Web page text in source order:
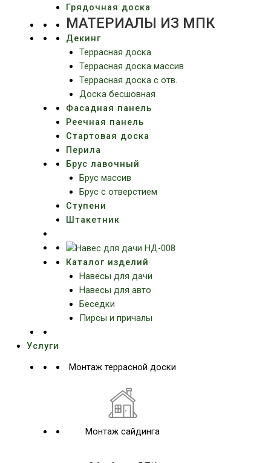
Грядочная доска
МАТЕРИАЛЫ ИЗ МПК
Декинг
Террасная доска
Террасная доска массив
Террасная доска c отв.
Доска бесшовная
Фасадная панель
Реечная панель
Стартовая доска
Перила
Брус лавочный
Брус массив
Брус с отверстием
Ступени
Штакетник
Каталог изделий
Навесы для дачи
Навесы для авто
Беседки
Пирсы и причалы
Услуги
Монтаж террасной доски
Монтаж сайдинга